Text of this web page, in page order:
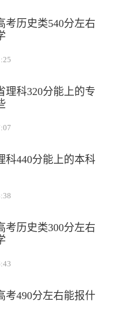
考历史类540分左右
理科320分能上的专
科440分能上的本科
考历史类300分左右
考490分左右能报什